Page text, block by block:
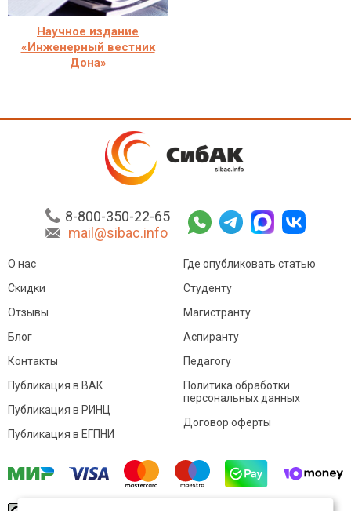
Научное издание
«Инженерный вестник
Дона»
8-800-350-22-65
mail@sibac.info
О нас
Скидки
Отзывы
Блог
Контакты
Где опубликовать статью
Студенту
Магистранту
Аспиранту
Педагогу
Публикация в ВАК
Публикация в РИНЦ
Публикация в ЕГПНИ
Политика обработки
персональных данных
Договор оферты